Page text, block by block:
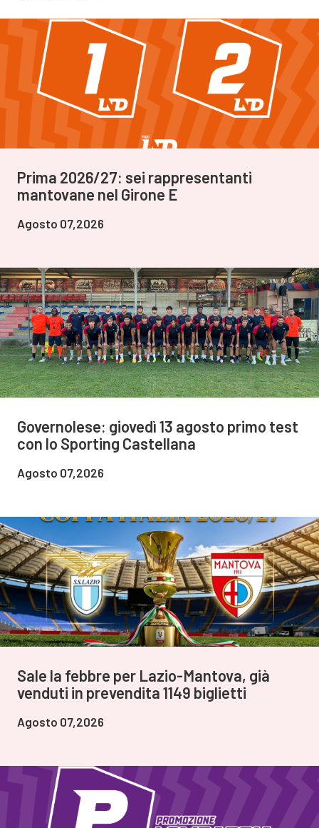
Prima 2026/27: sei rappresentanti
mantovane nel Girone E
Agosto 07,2026
Governolese: giovedì 13 agosto primo test
con lo Sporting Castellana
Agosto 07,2026
Sale la febbre per Lazio-Mantova, già
venduti in prevendita 1149 biglietti
Agosto 07,2026